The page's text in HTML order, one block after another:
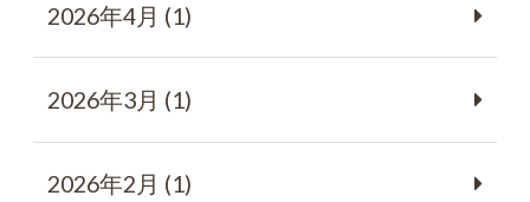
2026年4月 (1)
2026年3月 (1)
2026年2月 (1)